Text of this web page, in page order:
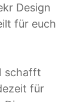
Design
für euch
schafft
für